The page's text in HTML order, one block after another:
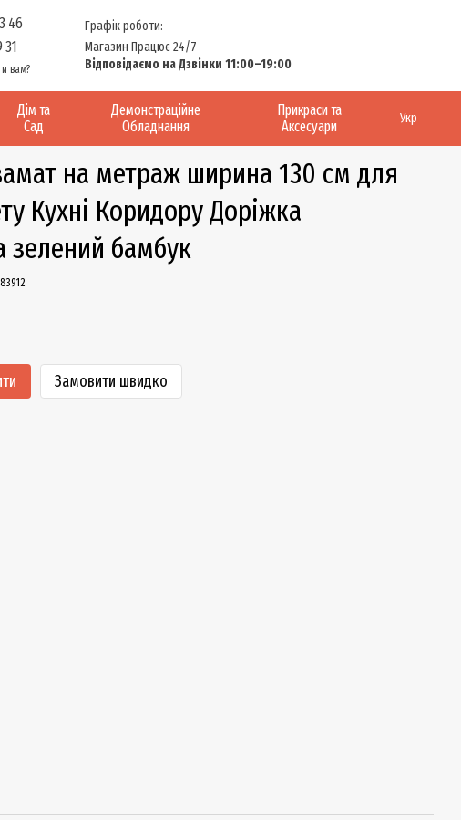
46
вам?
Графік роботи:
Магазин Працює 24/7
Відповідаємо на Дзвінки 11:00–19:00
Дім та
Сад
Демонстраційне
Обладнання
Прикраси та
Аксесуари
Укр
на метраж ширина 130 см для
Кухні Коридору Доріжка
зелений бамбук
Замовити швидко